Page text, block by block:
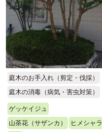
庭木のお手入れ（剪定・伐採）
庭木の消毒（病気・害虫対策）
ゲッケイジュ
山茶花（サザンカ）
ヒメシャラ